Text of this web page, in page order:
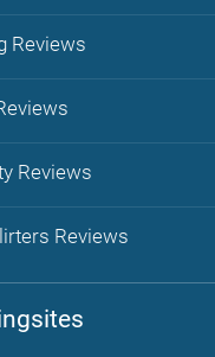
hookup's bij u in de regio
Reviews
voor volwassenen
maken, flirten en
Reviews
Boost hier je sexleven
Reviews